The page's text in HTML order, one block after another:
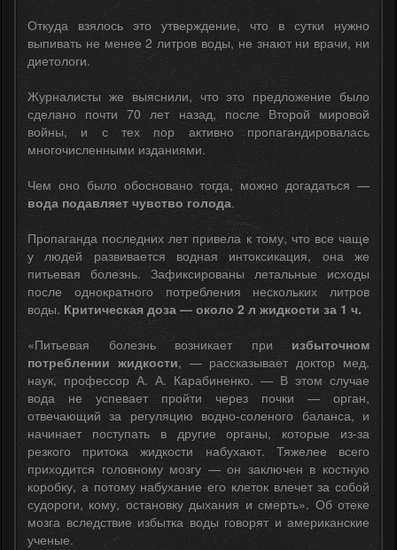
Откуда взялось это утверждение, что в сутки нужно
выпивать не менее 2 литров воды, не знают ни врачи, ни
диетологи.
Журналисты же выяснили, что это предложение было
сделано почти 70 лет назад, после Второй мировой
войны, и с тех пор активно пропагандировалась
многочисленными изданиями.
Чем оно было обосновано тогда, можно догадаться —
вода подавляет чувство голода.
Пропаганда последних лет привела к тому, что все чаще
у людей развивается водная интоксикация, она же
питьевая болезнь. Зафиксированы летальные исходы
после однократного потребления нескольких литров
воды. Критическая доза — около 2 л жидкости за 1 ч.
«Питьевая болезнь возникает при избыточном
потреблении жидкости, — рассказывает доктор мед.
наук, профессор А. А. Карабиненко. — В этом случае
вода не успевает пройти через почки — орган,
отвечающий за регуляцию водно-соленого баланса, и
начинает поступать в другие органы, которые из-за
резкого притока жидкости набухают. Тяжелее всего
приходится головному мозгу — он заключен в костную
коробку, а потому набухание его клеток влечет за собой
судороги, кому, остановку дыхания и смерть». Об отеке
мозга вследствие избытка воды говорят и американские
ученые.